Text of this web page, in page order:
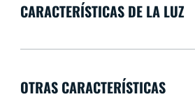
CARACTERÍSTICAS DE LA LUZ
OTRAS CARACTERÍSTICAS